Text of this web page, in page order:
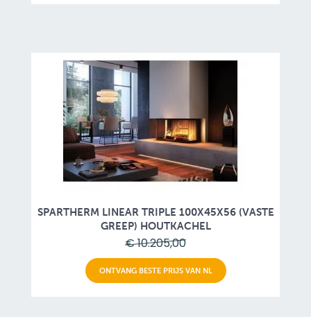
SPARTHERM LINEAR TRIPLE 100X45X56 (VASTE
GREEP) HOUTKACHEL
€ 10.205,00
ONTVANG BESTE PRIJS VAN NL